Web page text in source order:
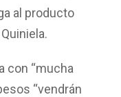
al producto
con “mucha
“vendrán